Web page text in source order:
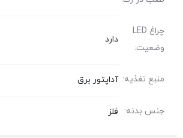
چراغ LED
وضعیت:
دارد
منبع تغذیه: آداپتور برق
جنس بدنه: فلز